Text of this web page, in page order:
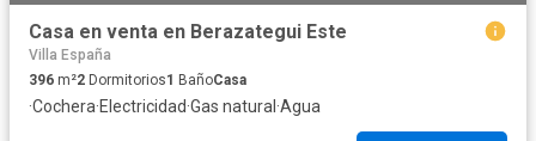
Casa en venta en Berazategui Este
Villa España
396 m²2 Dormitorios1 BañoCasa
·Cochera·Electricidad·Gas natural·Agua